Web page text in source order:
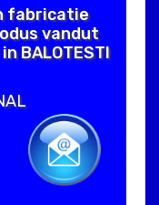
fabricatie
vandut
BALOTESTI